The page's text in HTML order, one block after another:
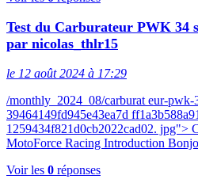
Test du Carburateur PWK 34
par nicolas_thlr15
le 12 août 2024 à 17:29
/monthly_2024_08/carburat eur-
39464149fd945e43ea7d
1259434f821d0cb2022cad02. jpg">
MotoForce Racing Introduction
Voir les 0 réponses